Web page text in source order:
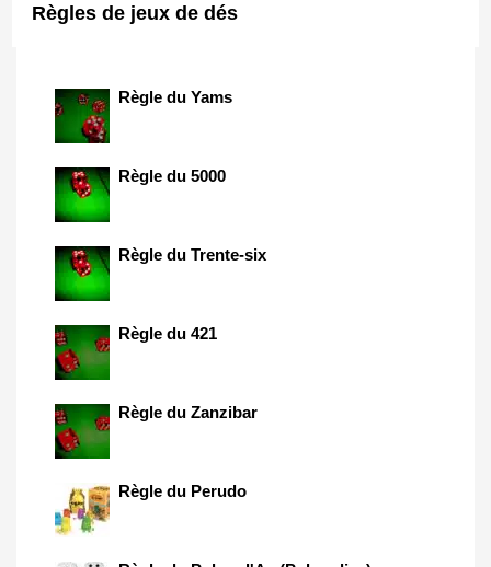
Règles de jeux de dés
Règle du Yams
Règle du 5000
Règle du Trente-six
Règle du 421
Règle du Zanzibar
Règle du Perudo